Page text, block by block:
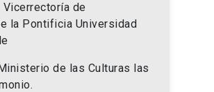
Vicerrectoría de
la Pontificia Universidad
de las Culturas las